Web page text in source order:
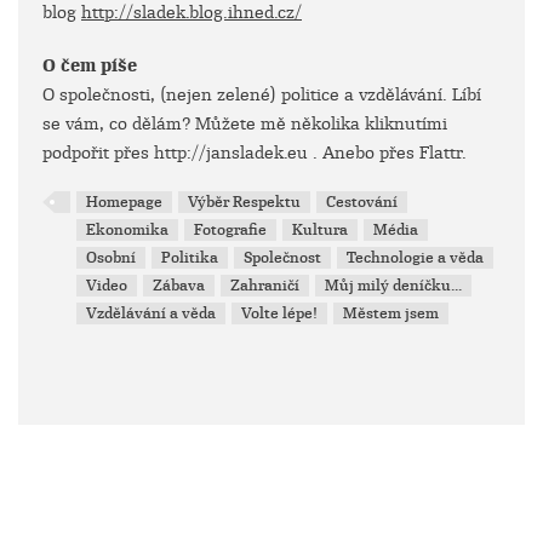
blog http://sladek.blog.ihned.cz/
O čem píše
O společnosti, (nejen zelené) politice a vzdělávání. Líbí
se vám, co dělám? Můžete mě několika kliknutími
podpořit přes http://jansladek.eu . Anebo přes Flattr.
Homepage Výběr Respektu
Cestování
Ekonomika
Fotografie Kultura
Média
Osobní
Politika Společnost
Technologie a věda
Video
Zábava Zahraničí
Můj milý deníčku...
Vzdělávání a věda
Volte lépe! Městem jsem